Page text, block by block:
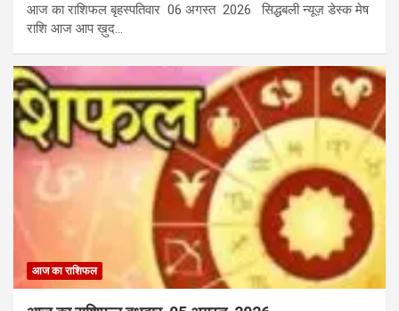
आज का राशिफल बृहस्पतिवार 06 अगस्त 2026 सिद्धबली न्यूज़ डेस्क मेष
राशि आज आप ख़ुद…
आज का राशिफल